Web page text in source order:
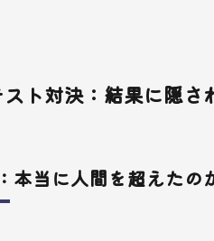
ト対決：結果に隠さ
当に人間を超えたの